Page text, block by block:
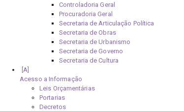
Controladoria Geral
Procuradoria Geral
Secretaria de Articulação Política
Secretaria de Obras
Secretaria de Urbanismo
Secretaria de Governo
Secretaria de Cultura
Acesso a Informação
Leis Orçamentárias
Portarias
Decretos